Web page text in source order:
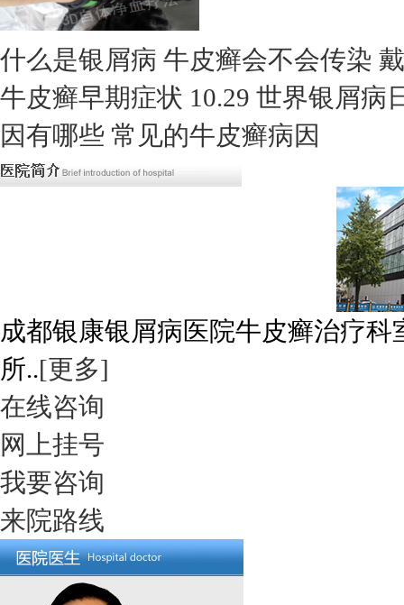
什么是银屑病 牛皮癣会不会传染
牛皮癣早期症状 10.29 世界银屑病
因有哪些 常见的牛皮癣病因
成都银康银屑病医院牛皮癣治疗
所..[更多]
在线咨询
网上挂号
我要咨询
来院路线